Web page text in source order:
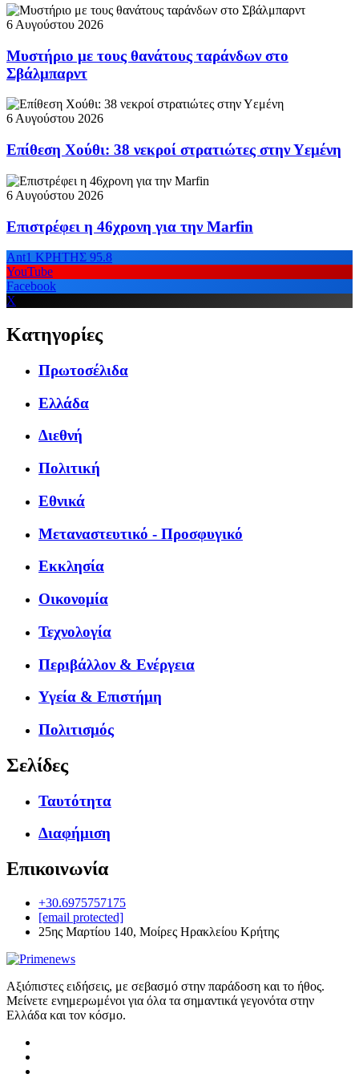
6 Αυγούστου 2026
Μυστήριο με τους θανάτους ταράνδων στο
Σβάλμπαρντ
6 Αυγούστου 2026
Επίθεση Χούθι: 38 νεκροί στρατιώτες στην Υεμένη
6 Αυγούστου 2026
Επιστρέφει η 46χρονη για την Marfin
Ant1 ΚΡΗΤΗΣ 95.8
YouTube
Facebook
X
Κατηγορίες
Πρωτοσέλιδα
Ελλάδα
Διεθνή
Πολιτική
Εθνικά
Μεταναστευτικό - Προσφυγικό
Εκκλησία
Οικονομία
Τεχνολογία
Περιβάλλον & Ενέργεια
Υγεία & Επιστήμη
Πολιτισμός
Σελίδες
Ταυτότητα
Διαφήμιση
Επικοινωνία
+30.6975757175
[email protected]
25ης Μαρτίου 140, Μοίρες Ηρακλείου Κρήτης
Αξιόπιστες ειδήσεις, με σεβασμό στην παράδοση και το ήθος.
Μείνετε ενημερωμένοι για όλα τα σημαντικά γεγονότα στην
Ελλάδα και τον κόσμο.